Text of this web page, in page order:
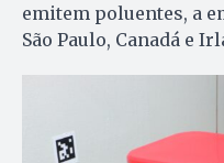
emitem poluentes, a
São Paulo, Canadá e